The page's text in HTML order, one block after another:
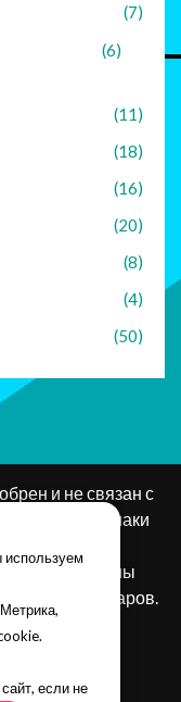
(7)
(6)
(11)
(18)
(16)
(20)
(8)
(4)
(50)
и не связан с
Товарные знаки
игр защищены
и ее лицензиаров.
если не